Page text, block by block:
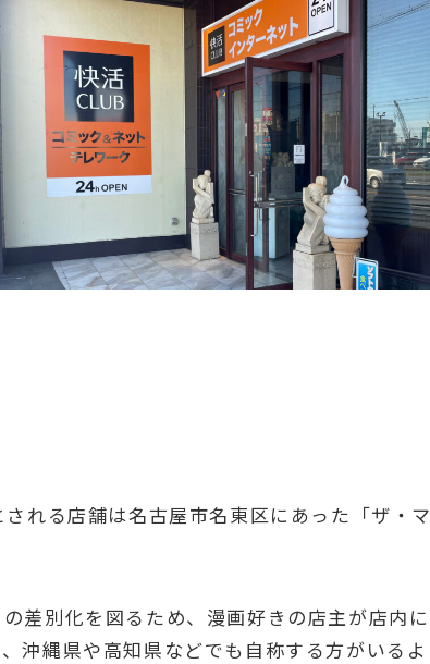
れる店舗は名古屋市名東区にあった「ザ・マ
差別化を図るため、漫画好きの店主が店内に
沖縄県や高知県などでも自称する方がいるよ